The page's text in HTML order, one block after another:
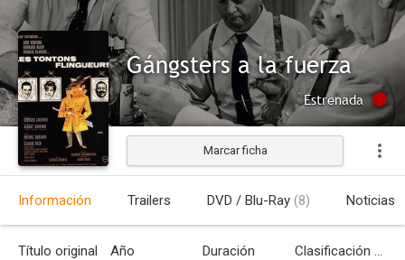
Gángsters a la fuerza
Estrenada
Marcar ficha
Información Trailers DVD / Blu-Ray (8) Noticias
Título original Año Duración Clasificación por edades